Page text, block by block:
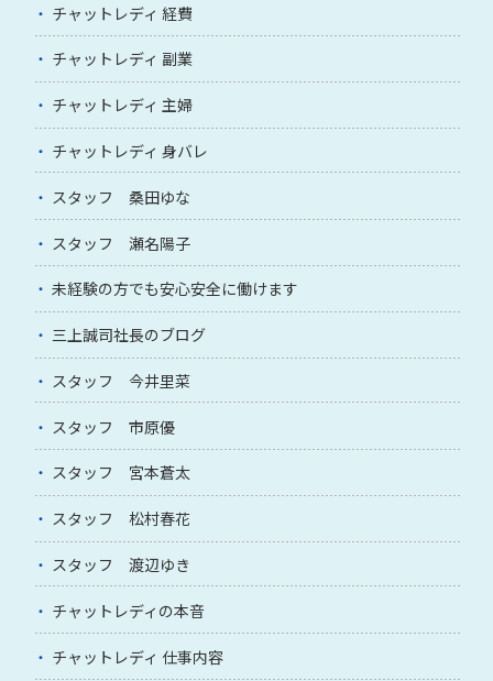
チャットレディ 経費
チャットレディ 副業
チャットレディ 主婦
チャットレディ 身バレ
スタッフ 桑田ゆな
スタッフ 瀬名陽子
未経験の方でも安心安全に働けます
三上誠司社長のブログ
スタッフ 今井里菜
スタッフ 市原優
スタッフ 宮本蒼太
スタッフ 松村春花
スタッフ 渡辺ゆき
チャットレディの本音
チャットレディ 仕事内容